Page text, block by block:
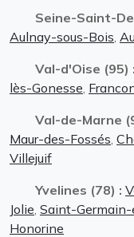
Seine-Saint-
Aulnay-sous-Bois
Val-d'Oise (95) :
lès-Gonesse
Val-de-Marne
Maur-des-Fossés
Villejuif
Yvelines (78) :
Jolie Saint-
Honorine